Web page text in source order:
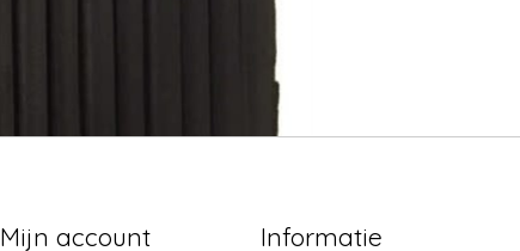
Mijn account Informatie